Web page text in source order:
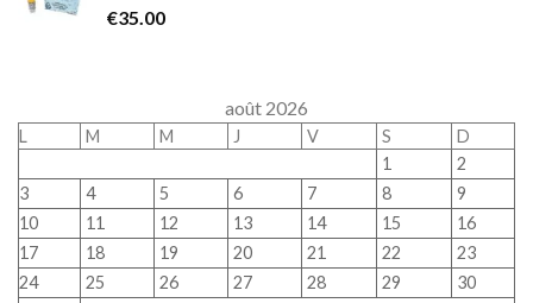
€35.00
août 2026
L M M J V S
D
1
2
3
4 5 6 7 8
9
10
11 12 13 14 15
16
17
18 19 20 21 22
23
24
25 26 27 28 29
30